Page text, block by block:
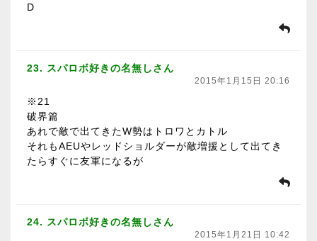
D
23. スパロボ好きの名無しさん
2015年1月15日 20:16
※21
破界篇
あれで敵で出てきたW勢はトロワとカトル
それもAEUやレッドショルダーが敵増援として出てき
たらすぐに友軍になるが
24. スパロボ好きの名無しさん
2015年1月21日 10:42